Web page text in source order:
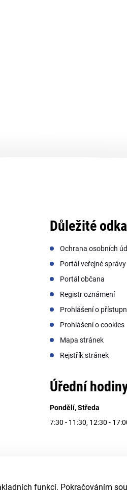
funkcí. Pokračováním
Důležité
Ochrana osobních
Portál veřejné správy
Portál občana
Registr oznámení
Prohlášení o
Prohlášení o cookies
Mapa stránek
Rejstřík stránek
Úřední
Pondělí, Středa
7:30 - 11:30, 12:30 -